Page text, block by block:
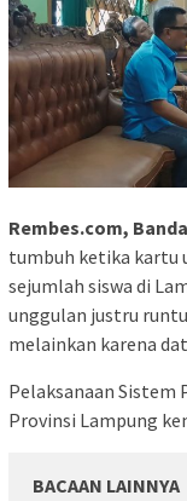
Rembes.com,
tumbuh ketika kartu
sejumlah siswa di
unggulan justru
melainkan karena
Pelaksanaan Sistem
Provinsi Lampung
BACAAN LAINNYA